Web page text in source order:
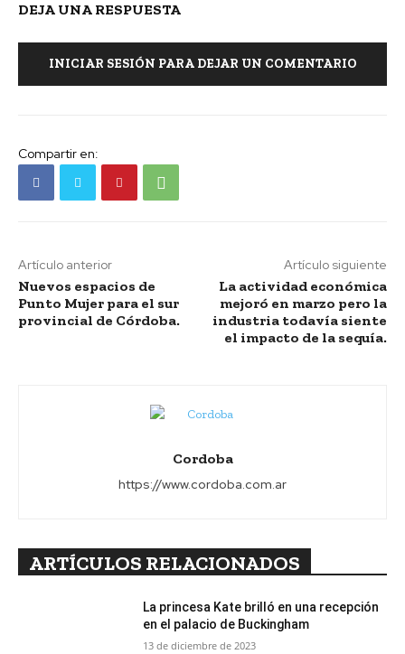
DEJA UNA RESPUESTA
INICIAR SESIÓN PARA DEJAR UN COMENTARIO
Compartir en:
Artículo anterior
Nuevos espacios de
Punto Mujer para el sur
provincial de Córdoba.
Artículo siguiente
La actividad económica
mejoró en marzo pero la
industria todavía siente
el impacto de la sequía.
Cordoba
https://www.cordoba.com.ar
ARTÍCULOS RELACIONADOS
La princesa Kate brilló en una recepción
en el palacio de Buckingham
13 de diciembre de 2023